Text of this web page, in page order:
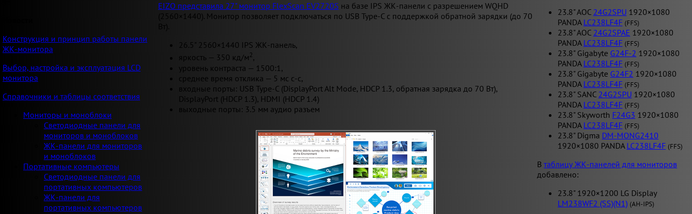
Конструкция и принцип работы панели
ЖК-монитора
Выбор, настройка и эксплуатация LCD
монитора
Справочники и таблицы соответствия
Мониторы и моноблоки
Светодиодные панели для
мониторов и моноблоков
ЖК-панели для мониторов
и моноблоков
Портативные компьютеры
Светодиодные панели для
портативных компьютеров
ЖК-панели для
портативных компьютеров
EIZO представила 27" монитор FlexScan EV2720S на базе IPS ЖК-панели с разрешением WQHD
(2560×1440). Монитор позволяет подключаться по USB Type-C с поддержкой обратной зарядки (до 70
Вт).
26.5" 2560×1440 IPS ЖК-панель,
яркость — 350 кд/м2,
уровень контраста — 1500:1,
среднее время отклика — 5 мс с-с,
входные порты: USB Type-C (DisplayPort Alt Mode, HDCP 1.3, обратная зарядка до 70 Вт),
DisplayPort (HDCP 1.3), HDMI (HDCP 1.4)
выходные порты: 3.5 мм аудио разъем
23.8" AOC 24G2SPU 1920×1080
PANDA LC238LF4F (FFS)
23.8" AOC 24G2SPAE 1920×1080
PANDA LC238LF4F (FFS)
23.8" Gigabyte G24F-2 1920×1080
PANDA LC238LF4F (FFS)
23.8" Gigabyte G24F2 1920×1080
PANDA LC238LF4F (FFS)
23.8" SANC 24G2SPU 1920×1080
PANDA LC238LF4F (FFS)
23.8" Skyworth F24G3 1920×1080
PANDA LC238LF4F (FFS)
23.8" Digma DM-MONG2410
1920×1080 PANDA LC238LF4F (FFS)
В таблицу ЖК-панелей для мониторов
добавлено:
23.8" 1920×1200 LG Display
LM238WF2 (SS)(N1) (AH-IPS)